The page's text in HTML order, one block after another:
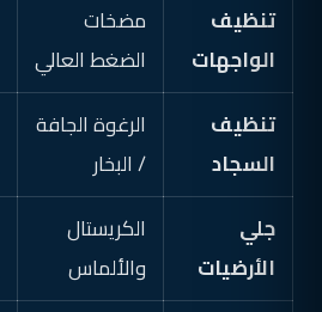
تنظيف
الواجهات
مضخات
الضغط العالي
تنظيف
السجاد
الرغوة الجافة
/ البخار
جلي
الأرضيات
الكريستال
والألماس